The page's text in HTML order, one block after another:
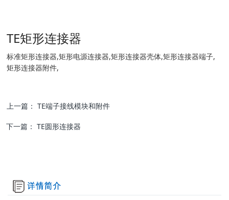
TE矩形连接器
标准矩形连接器,矩形电源连接器,矩形连接器壳体,矩形连接器端子,
矩形连接器附件,
上一篇：TE端子接线模块和附件
下一篇：TE圆形连接器